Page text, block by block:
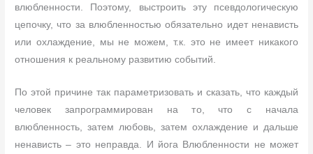
влюбленности. Поэтому, выстроить эту псевдологическую
цепочку, что за влюбленностью обязательно идет ненависть
или охлаждение, мы не можем, т.к. это не имеет никакого
отношения к реальному развитию событий.
По этой причине так параметризовать и сказать, что каждый
человек запрограммирован на то, что с начала
влюбленность, затем любовь, затем охлаждение и дальше
ненависть – это неправда. И йога Влюбленности не может